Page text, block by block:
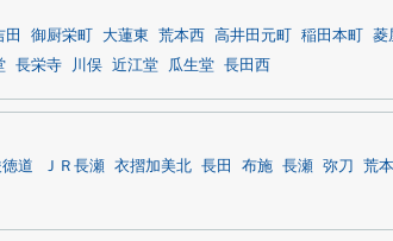
田 御厨栄町 大蓮東 荒本西 高井田元町 稲田本町 菱
長栄寺 川俣 近江堂 瓜生堂 長田西
徳道 ＪＲ長瀬 衣摺加美北 長田 布施 長瀬 弥刀 荒本